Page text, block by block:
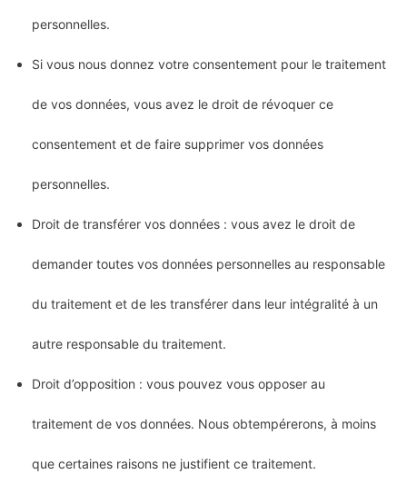
personnelles.
Si vous nous donnez votre consentement pour le traitement
de vos données, vous avez le droit de révoquer ce
consentement et de faire supprimer vos données
personnelles.
Droit de transférer vos données : vous avez le droit de
demander toutes vos données personnelles au responsable
du traitement et de les transférer dans leur intégralité à un
autre responsable du traitement.
Droit d’opposition : vous pouvez vous opposer au
traitement de vos données. Nous obtempérerons, à moins
que certaines raisons ne justifient ce traitement.